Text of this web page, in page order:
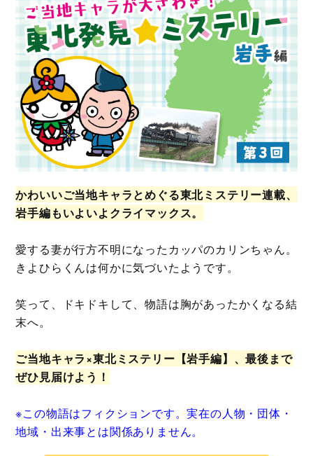
かわいいご当地キャラとめぐる東北ミステリー連載、
岩手編もいよいよクライマックス。
愛する妻が行方不明になったカッパのカリンちゃん。
きよひらくんは何かに気づいたようです。
笑って、ドキドキして、物語は胸があったかくなる結
末へ。
ご当地キャラ×東北ミステリー【岩手編】、最後まで
ぜひ見届けよう！
※この物語はフィクションです。実在の人物・団体・
地域・出来事とは関係ありません。